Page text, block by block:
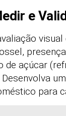
e
de açúcar
. Desenvolva
para